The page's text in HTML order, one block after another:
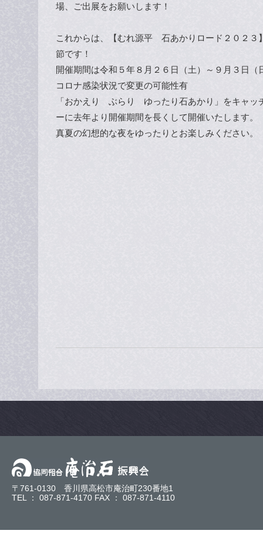
場、ご出展をお願いします！
これからは、【むれ源平 石あかりロード２０２３
節です！
開催期間は令和５年８月２６日（土）～９月３日
コロナ感染状況で変更の可能性有
「おかえり ぶらり ゆったり石あかり」をキャッ
ーに去年より開催期間を長くして開催いたします。
真夏の幻想的な夜をゆったりとお楽しみください。
〒761-0130 香川県高松市庵治町230番地1
TEL ： 087-871-4170 FAX ： 087-871-4110